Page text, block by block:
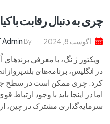
چری به دنبال رقابت با
آگوست 8, 2024 By
Admin
در انگلیس، برنامه‌های
کرد. چری ممکن است در سطح
اما در اینجا باید با وجود ارتباط
سرمایه‌گذاری مشترک در چین،